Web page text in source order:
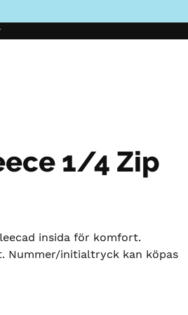
1/4 Zip
insida för komfort.
Nummer/initialtryck kan köpas